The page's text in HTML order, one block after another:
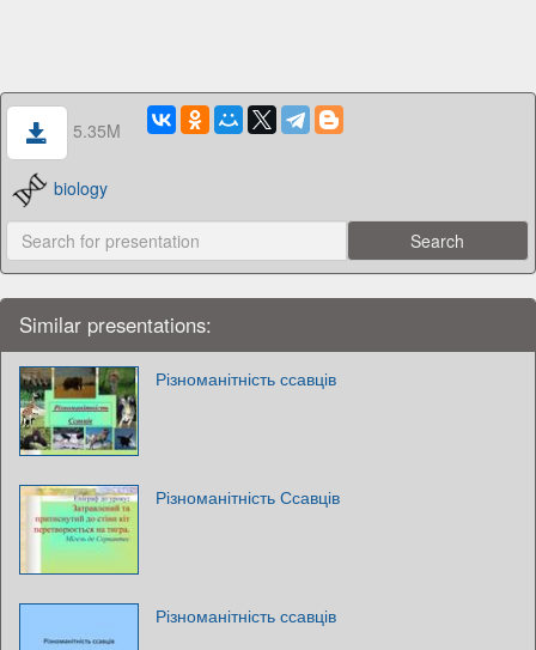
5.35M
biology
Similar presentations:
Різноманітність ссавців
Різноманітність Ссавців
Різноманітність ссавців